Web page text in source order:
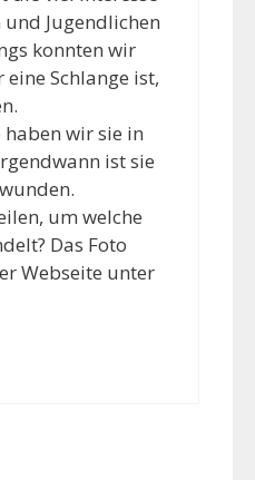
Jugendlichen
konnten wir
Schlange ist,
wir sie in
ist sie
um welche
Das Foto
Webseite unter